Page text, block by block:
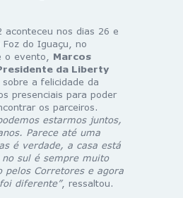
aconteceu nos dias 26 e
do Iguaçu, no
o evento, Marcos
da Liberty
a felicidade da
presenciais para poder
os parceiros.
estarmos juntos,
Parece até uma
é verdade, a casa está
sul é sempre muito
pelos Corretores e agora
diferente”, ressaltou.